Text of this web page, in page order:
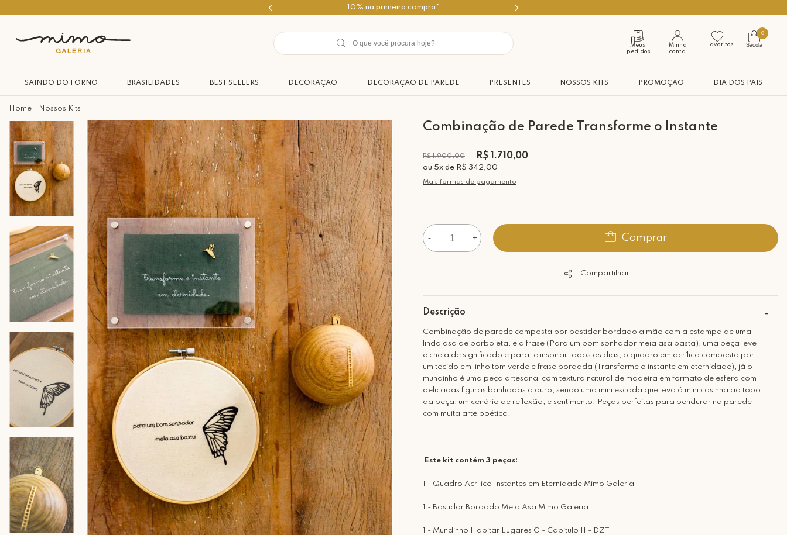
Use o cupom PRIMEIROMIMO
Meus
pedidos
Minha
conta
Favoritos
0
Sacola
SAINDO DO FORNO BRASILIDADES BEST SELLERS DECORAÇÃO DECORAÇÃO DE PAREDE PRESENTES NOSSOS KITS PROMOÇÃO DIA DOS PAIS
Nossos Kits
Combinação de Parede Transforme o Instante
R$ 1.900,00 R$ 1.710,00
ou 5x de R$ 342,00
Mais formas de pagamento
- + Comprar
Compartilhar
Descrição
Combinação de parede composta por bastidor bordado a mão com a estampa de uma
linda asa de borboleta, e a frase (Para um bom sonhador meia asa basta), uma peça leve
e cheia de significado e para te inspirar todos os dias, o quadro em acrílico composto por
um tecido em linho tom verde e frase bordada (Transforme o instante em eternidade), já o
mundinho é uma peça artesanal com textura natural de madeira em formato de esfera com
delicadas figuras banhadas a ouro, sendo uma mini escada que leva á mini casinha ao topo
da peça, um cenário de reflexão, e sentimento. Peças perfeitas para pendurar na parede
com muita arte poética.
Este kit contém 3 peças:
1 - Quadro Acrílico Instantes em Eternidade Mimo Galeria
1 - Bastidor Bordado Meia Asa Mimo Galeria
1 - Mundinho Habitar Lugares G - Capitulo II - DZT